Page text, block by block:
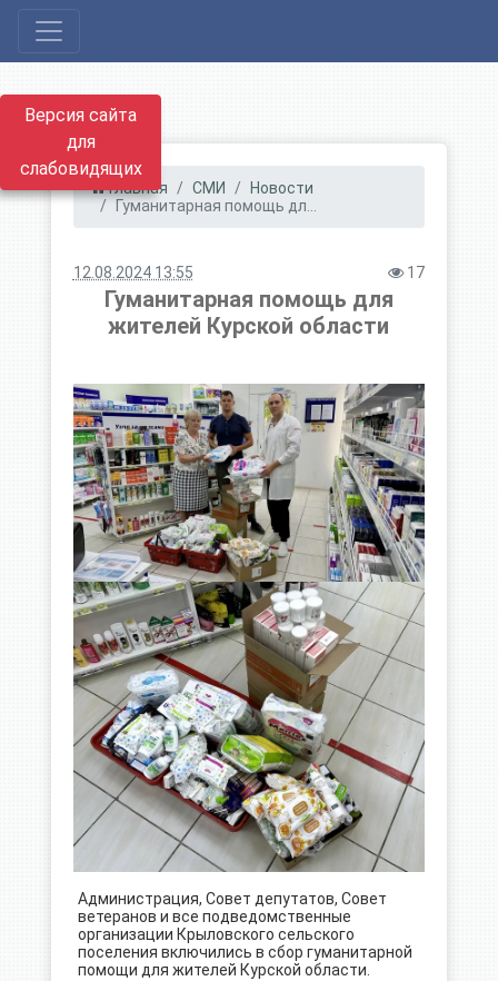
Версия сайта
для
слабовидящих
Главная СМИ
Новости
Гуманитарная помощь дл...
12.08.2024 13:55 17
Гуманитарная помощь для
жителей Курской области
Администрация, Совет депутатов, Совет
ветеранов и все подведомственные
организации Крыловского сельского
поселения включились в сбор гуманитарной
помощи для жителей Курской области.